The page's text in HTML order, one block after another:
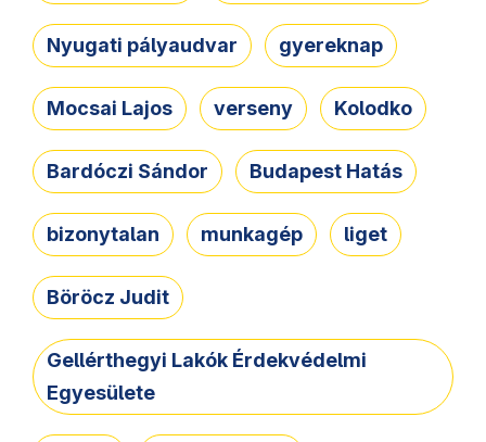
Nyugati pályaudvar gyereknap
Mocsai Lajos verseny Kolodko
Bardóczi Sándor Budapest Hatás
bizonytalan munkagép liget
Böröcz Judit
Gellérthegyi Lakók Érdekvédelmi
Egyesülete